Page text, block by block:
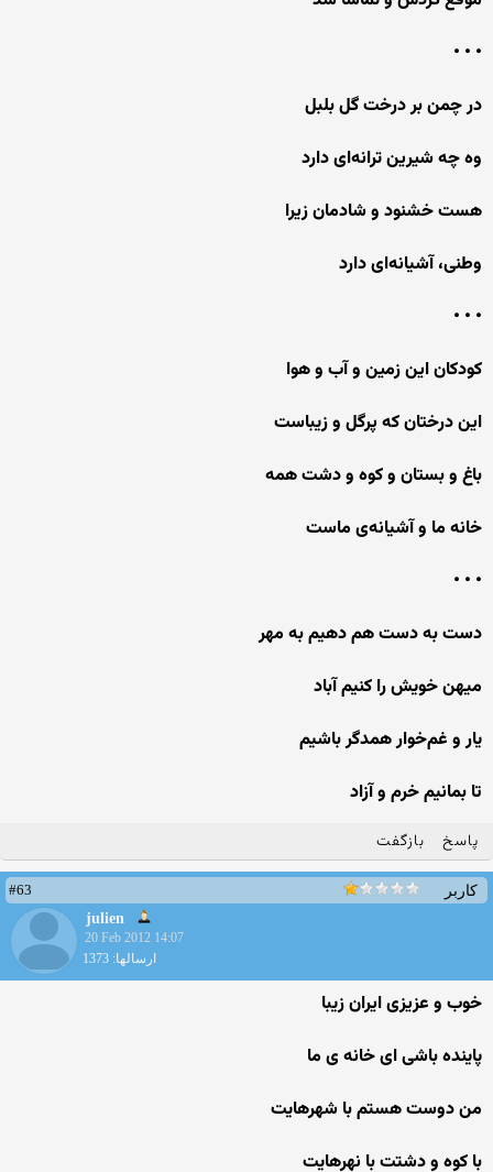
• • •
در چمن بر درخت گل بلبل
وه چه شیرین ترانه‌ای دارد
هست خشنود و شادمان زیرا
وطنی، آشیانه‌ای دارد
• • •
كودكان این زمین و آب و هوا
این درختان كه پرگل و زیباست
باغ و بستان و كوه و دشت همه
خانه ما و آشیانه‌ی ماست
• • •
دست به دست هم دهیم به مهر
میهن خویش را كنیم آباد
یار و غم‌خوار همدگر باشیم
تا بمانیم خرم و آزاد
پاسخ بازگفت
کاربر
#63
julien
20 Feb 2012 14:07
ارسالها: 1373
خوب و عزیزی ایران زیبا
پاینده باشی ای خانه ی ما
من دوست هستم با شهرهایت
با کوه و دشتت با نهرهایت